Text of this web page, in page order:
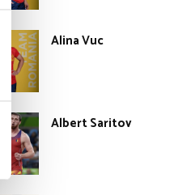
Alina Vuc
Albert Saritov